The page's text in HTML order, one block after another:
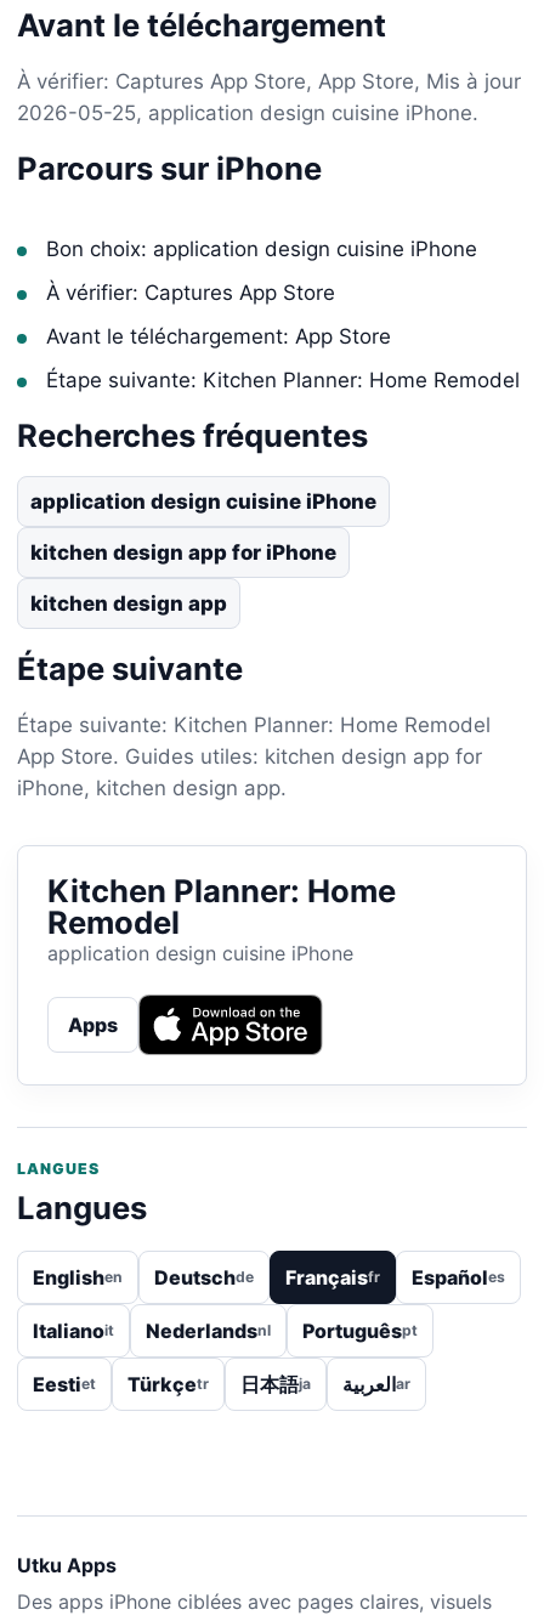
Avant le téléchargement
À vérifier: Captures App Store, App Store, Mis à jour
2026-05-25, application design cuisine iPhone.
Parcours sur iPhone
Bon choix: application design cuisine iPhone
À vérifier: Captures App Store
Avant le téléchargement: App Store
Étape suivante: Kitchen Planner: Home Remodel
Recherches fréquentes
application design cuisine iPhone
kitchen design app for iPhone
kitchen design app
Étape suivante
Étape suivante: Kitchen Planner: Home Remodel
App Store. Guides utiles: kitchen design app for
iPhone, kitchen design app.
Kitchen Planner: Home
Remodel
application design cuisine iPhone
Apps
LANGUES
Langues
Englishen Deutschde Françaisfr Españoles
Italianoit Nederlandsnl Portuguêspt
Eestiet Türkçetr 日本語ja العربيةar
Utku Apps
Des apps iPhone ciblées avec pages claires, visuels